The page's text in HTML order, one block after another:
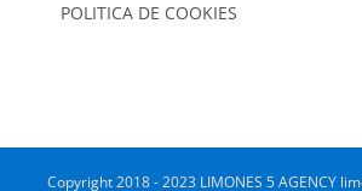
POLITICA DE COOKIES
Copyright 2018 - 2023 LIMONES 5 AGENCY